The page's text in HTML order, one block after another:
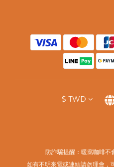
$ TWD
防詐騙提醒：暖窩咖啡不
如有不明來電或連結請勿理會，